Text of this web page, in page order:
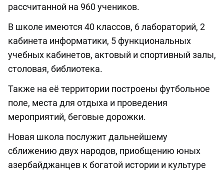
рассчитанной на 960 учеников.
В школе имеются 40 классов, 6 лабораторий, 2
кабинета информатики, 5 функциональных
учебных кабинетов, актовый и спортивный залы,
столовая, библиотека.
Также на её территории построены футбольное
поле, места для отдыха и проведения
мероприятий, беговые дорожки.
Новая школа послужит дальнейшему
сближению двух народов, приобщению юных
азербайджанцев к богатой истории и культуре